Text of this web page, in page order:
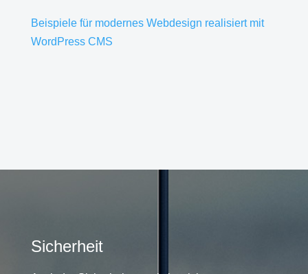
Beispiele für modernes Webdesign realisiert mit
WordPress CMS
Sicherheit